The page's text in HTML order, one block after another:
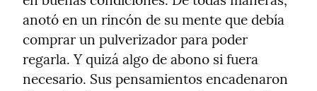
anotó en un rincón de su mente que debía
comprar un pulverizador para poder
regarla. Y quizá algo de abono si fuera
necesario. Sus pensamientos encadenaron